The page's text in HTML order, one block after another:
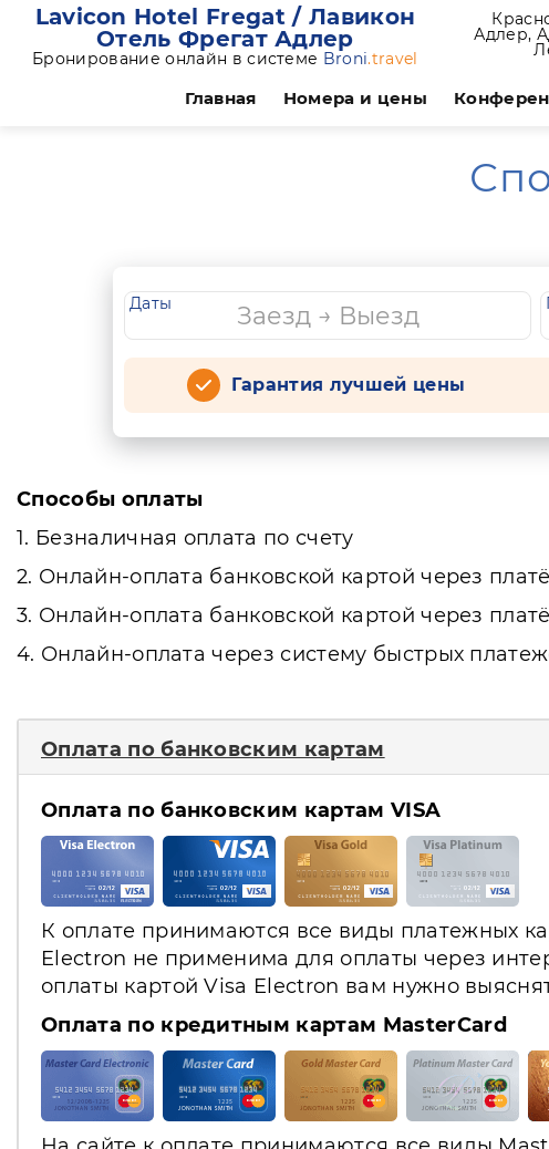
Lavicon Hotel Fregat / Лавикон
Отель Фрегат Адлер
Бронирование онлайн в системе Broni.travel
Адлер,
Главная Номера и цены
Даты
Гарантия лучшей цены
Способы оплаты
1. Безналичная оплата по счету
2. Онлайн-оплата банковской картой через
3. Онлайн-оплата банковской картой через
4. Онлайн-оплата через систему быстрых
Оплата по банковским картам
Оплата по банковским картам VISA
К оплате принимаются все виды платежных
Electron не применима для оплаты через
оплаты картой Visa Electron вам нужно
Оплата по кредитным картам MasterCard